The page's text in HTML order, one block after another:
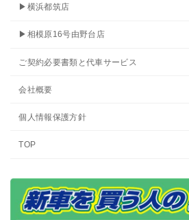
▶横浜都筑店
▶相模原16号由野台店
ご契約必要書類と代車サービス
会社概要
個人情報保護方針
TOP